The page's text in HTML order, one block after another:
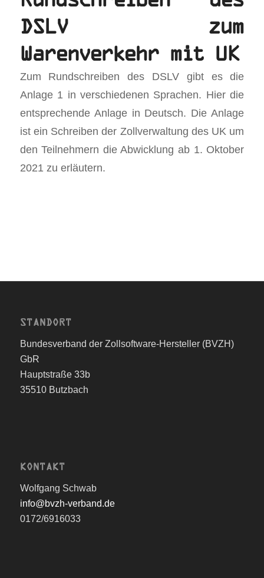
DSLV zum
Warenverkehr mit UK
Zum Rundschreiben des DSLV gibt es die
Anlage 1 in verschiedenen Sprachen. Hier die
entsprechende Anlage in Deutsch. Die Anlage
ist ein Schreiben der Zollverwaltung des UK um
den Teilnehmern die Abwicklung ab 1. Oktober
2021 zu erläutern.
STANDORT
Bundesverband der Zollsoftware-Hersteller (BVZH)
GbR
Hauptstraße 33b
35510 Butzbach
KONTAKT
Wolfgang Schwab
info@bvzh-verband.de
0172/6916033